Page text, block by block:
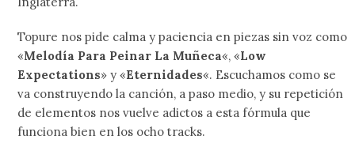
Topure nos pide calma y paciencia en piezas sin voz como
«Melodía Para Peinar La Muñeca«, «Low
Expectations» y «Eternidades«. Escuchamos como se
va construyendo la canción, a paso medio, y su repetición
de elementos nos vuelve adictos a esta fórmula que
funciona bien en los ocho tracks.